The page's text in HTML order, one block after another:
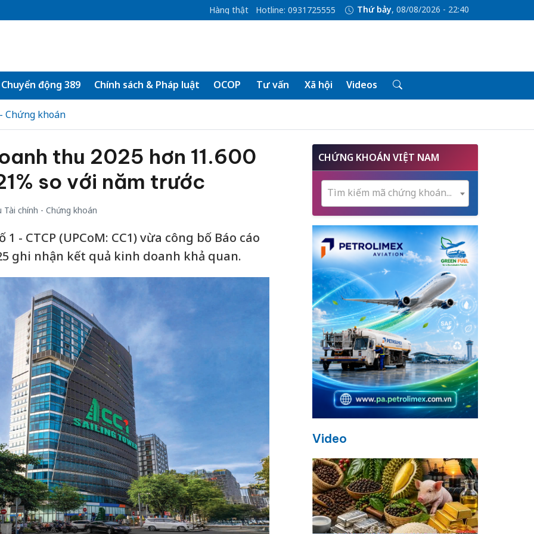
Hàng thật Hotline: 0931725555 Thứ bảy, 08/08/2026 - 22:40
Chuyển động 389 Chính sách & Pháp luật OCOP Tư vấn Xã hội Videos
Chứng khoán
thu 2025 hơn 11.600
so với năm trước
Tài chính - Chứng khoán
- CTCP (UPCoM: CC1) vừa công bố Báo cáo
ghi nhận kết quả kinh doanh khả quan.
CHỨNG KHOÁN VIỆT NAM
Tìm kiếm mã chứng khoán...
Video